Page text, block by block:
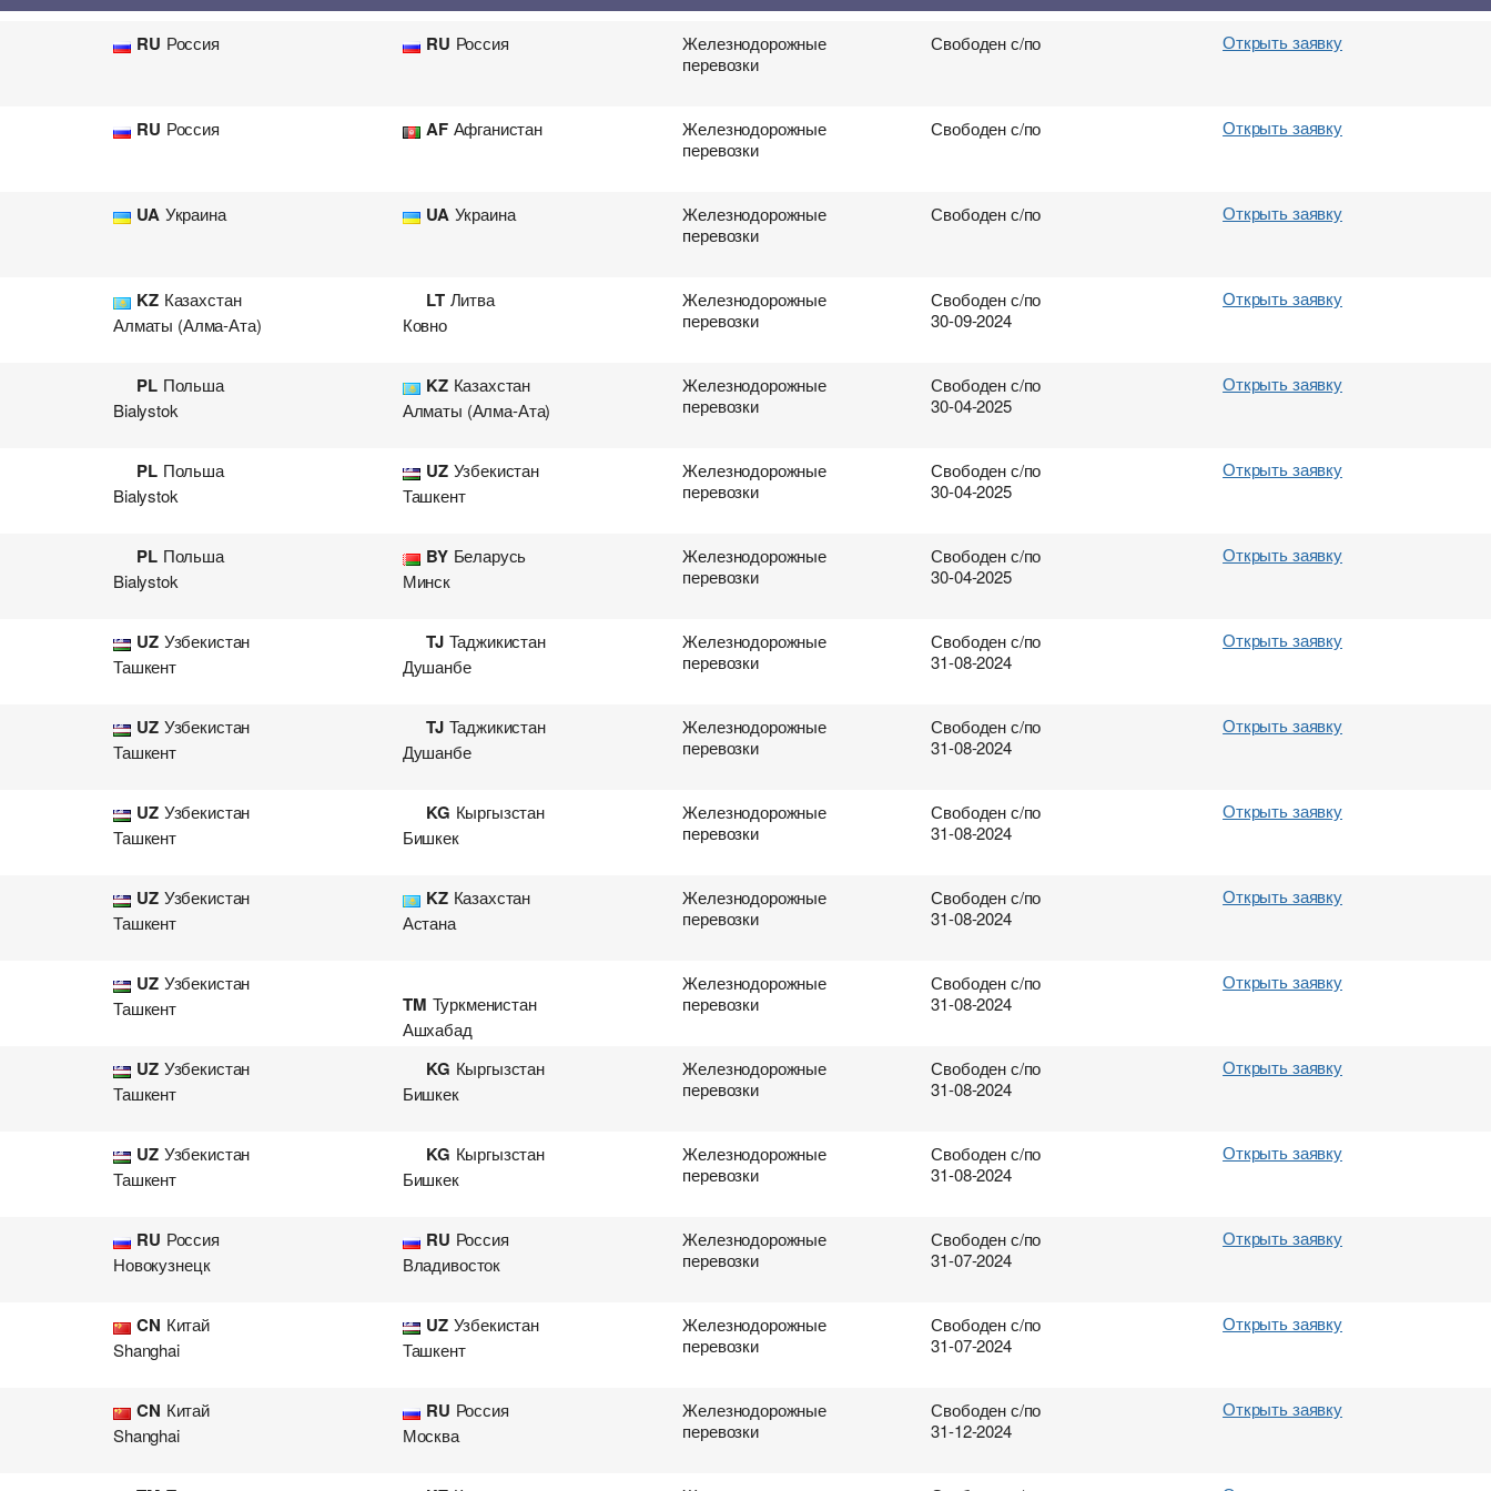
Перевозка цветов
Авиа перевозки грузов
RU Россия RU Россия
Железнодорожные
перевозки
Свободен с/по Открыть заявку
RU Россия AF Афганистан
Железнодорожные
перевозки
Свободен с/по Открыть заявку
UA Украина UA Украина
Железнодорожные
перевозки
Свободен с/по Открыть заявку
KZ Казахстан
Алматы (Алма-Ата)
LT Литва
Ковно
Железнодорожные
перевозки
Свободен с/по
30-09-2024
Открыть заявку
PL Польша
Bialystok
KZ Казахстан
Алматы (Алма-Ата)
Железнодорожные
перевозки
Свободен с/по
30-04-2025
Открыть заявку
PL Польша
Bialystok
UZ Узбекистан
Ташкент
Железнодорожные
перевозки
Свободен с/по
30-04-2025
Открыть заявку
PL Польша
Bialystok
BY Беларусь
Минск
Железнодорожные
перевозки
Свободен с/по
30-04-2025
Открыть заявку
UZ Узбекистан
Ташкент
TJ Таджикистан
Душанбе
Железнодорожные
перевозки
Свободен с/по
31-08-2024
Открыть заявку
UZ Узбекистан
Ташкент
TJ Таджикистан
Душанбе
Железнодорожные
перевозки
Свободен с/по
31-08-2024
Открыть заявку
UZ Узбекистан
Ташкент
KG Кыргызстан
Бишкек
Железнодорожные
перевозки
Свободен с/по
31-08-2024
Открыть заявку
UZ Узбекистан
Ташкент
KZ Казахстан
Астана
Железнодорожные
перевозки
Свободен с/по
31-08-2024
Открыть заявку
UZ Узбекистан
Ташкент
TM Туркменистан
Ашхабад
Железнодорожные
перевозки
Свободен с/по
31-08-2024
Открыть заявку
UZ Узбекистан
Ташкент
KG Кыргызстан
Бишкек
Железнодорожные
перевозки
Свободен с/по
31-08-2024
Открыть заявку
UZ Узбекистан
Ташкент
KG Кыргызстан
Бишкек
Железнодорожные
перевозки
Свободен с/по
31-08-2024
Открыть заявку
RU Россия
Новокузнецк
RU Россия
Владивосток
Железнодорожные
перевозки
Свободен с/по
31-07-2024
Открыть заявку
CN Китай
Shanghai
UZ Узбекистан
Ташкент
Железнодорожные
перевозки
Свободен с/по
31-07-2024
Открыть заявку
CN Китай
Shanghai
RU Россия
Москва
Железнодорожные
перевозки
Свободен с/по
31-12-2024
Открыть заявку